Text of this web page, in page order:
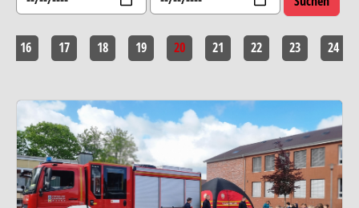
16 17 18 19 20 21 22 23 24